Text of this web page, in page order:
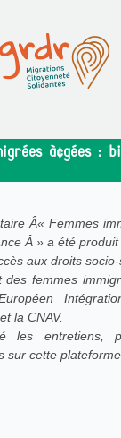
à¢gées :
Â« Femmes
Â » a été
aux droits
des femmes
la CNAV.
les entretiens,
sur cette